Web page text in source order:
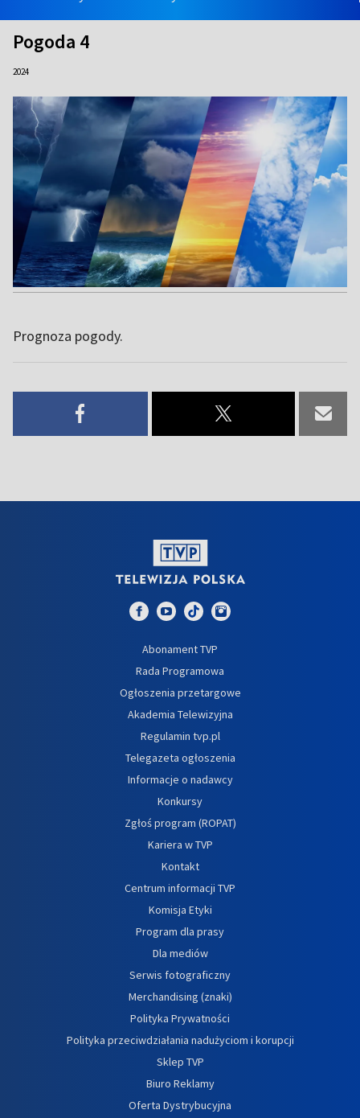
Pogoda 4
2024
Prognoza pogody.
Abonament TVP
Rada Programowa
Ogłoszenia przetargowe
Akademia Telewizyjna
Regulamin tvp.pl
Telegazeta ogłoszenia
Informacje o nadawcy
Konkursy
Zgłoś program (ROPAT)
Kariera w TVP
Kontakt
Centrum informacji TVP
Komisja Etyki
Program dla prasy
Dla mediów
Serwis fotograficzny
Merchandising (znaki)
Polityka Prywatności
Polityka przeciwdziałania nadużyciom i korupcji
Sklep TVP
Biuro Reklamy
Oferta Dystrybucyjna